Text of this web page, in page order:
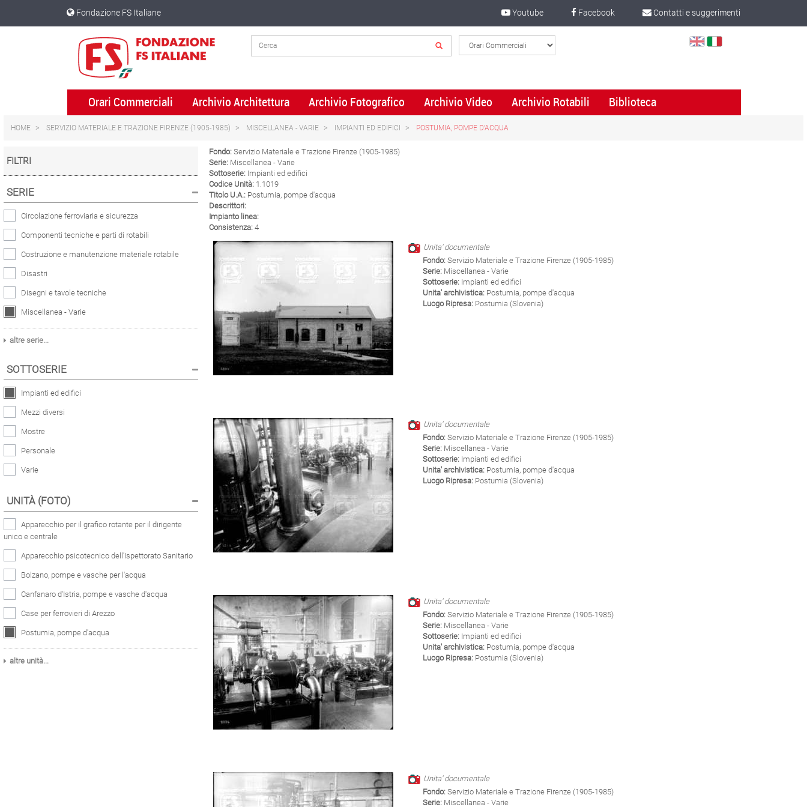
content
navigation
Contatti e suggerimenti
Facebook
Youtube
Fondazione FS Italiane
Select
Orari Commerciali Archivio Architettura Archivio Fotografico Archivio Video Archivio Rotabili Biblioteca
HOME SERVIZIO MATERIALE E TRAZIONE FIRENZE (1905-1985) MISCELLANEA - VARIE IMPIANTI ED EDIFICI POSTUMIA, POMPE D'ACQUA
FILTRI
SERIE
Circolazione ferroviaria e sicurezza
Componenti tecniche e parti di rotabili
Costruzione e manutenzione materiale rotabile
Disastri
Disegni e tavole tecniche
Miscellanea - Varie
altre serie...
SOTTOSERIE
Impianti ed edifici
Mezzi diversi
Mostre
Personale
Varie
UNITÀ (FOTO)
Apparecchio per il grafico rotante per il dirigente
unico e centrale
Apparecchio psicotecnico dell'Ispettorato Sanitario
Bolzano, pompe e vasche per l'acqua
Canfanaro d'Istria, pompe e vasche d'acqua
Case per ferrovieri di Arezzo
Postumia, pompe d'acqua
altre unità...
Fondo: Servizio Materiale e Trazione Firenze (1905-1985)
Serie: Miscellanea - Varie
Sottoserie: Impianti ed edifici
Codice Unità: 1.1019
Titolo U.A.: Postumia, pompe d'acqua
Descrittori:
Impianto linea:
Consistenza: 4
Unita' documentale
Fondo:Servizio Materiale e Trazione Firenze (1905-1985)
Serie:Miscellanea - Varie
Sottoserie:Impianti ed edifici
Unita' archivistica:Postumia, pompe d'acqua
Luogo Ripresa:Postumia (Slovenia)
Unita' documentale
Fondo:Servizio Materiale e Trazione Firenze (1905-1985)
Serie:Miscellanea - Varie
Sottoserie:Impianti ed edifici
Unita' archivistica:Postumia, pompe d'acqua
Luogo Ripresa:Postumia (Slovenia)
Unita' documentale
Fondo:Servizio Materiale e Trazione Firenze (1905-1985)
Serie:Miscellanea - Varie
Sottoserie:Impianti ed edifici
Unita' archivistica:Postumia, pompe d'acqua
Luogo Ripresa:Postumia (Slovenia)
Unita' documentale
Fondo:Servizio Materiale e Trazione Firenze (1905-1985)
Serie:Miscellanea - Varie